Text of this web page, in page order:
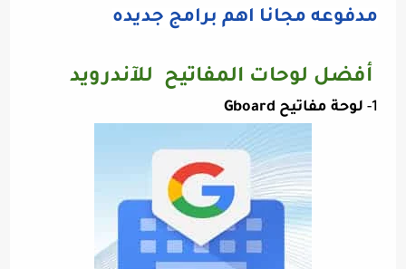
مدفوعه مجانا اهم برامج جديده
أفضل لوحات المفاتيح للآندرويد
1- لوحة مفاتيح Gboard